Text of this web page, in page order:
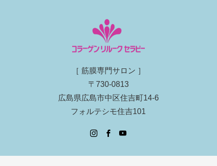
［ 筋膜専門サロン ］
〒730-0813
広島県広島市中区住吉町14-6
フォルテシモ住吉101